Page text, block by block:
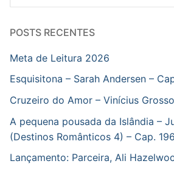
POSTS RECENTES
Meta de Leitura 2026
Esquisitona – Sarah Andersen –
Cruzeiro do Amor – Vinícius
A pequena pousada da Islândia –
(Destinos Românticos 4) – Cap.
Lançamento: Parceira, Ali